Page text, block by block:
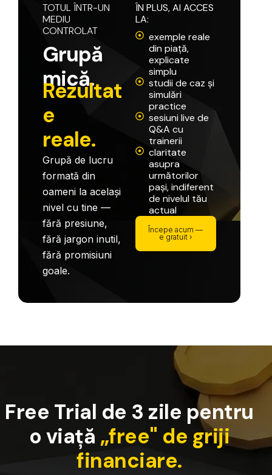
TOTUL ÎNTR-UN
MEDIU
CONTROLAT
Grupă
mică.
Rezultat
e
reale.
Grupă de lucru
formată din
oameni la același
nivel cu tine —
fără presiune,
fără jargon inutil,
fără promisiuni
goale.
ÎN PLUS, AI ACCES
LA:
exemple reale
din piață,
explicate
simplu
studii de caz și
simulări
practice
sesiuni live de
Q&A cu
trainerii
claritate
asupra
următorilor
pași, indiferent
de nivelul tău
actual
Începe acum —
e gratuit ›
Free Trial de 3 zile pentru
o viață „free" de griji
financiare.